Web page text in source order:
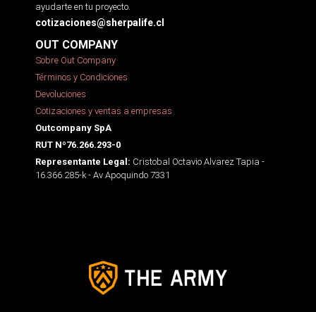
ayudarte en tu proyecto.
cotizaciones@sherpalife.cl
OUT COMPANY
Sobre Out Company
Términos y Condiciones
Devoluciones
Cotizaciones y ventas a empresas
Outcompany SpA
RUT Nº76.266.293-0
Representante Legal: Cristobal Octavio Alvarez Tapia -
16.366.285-k - Av Apoquindo 7331